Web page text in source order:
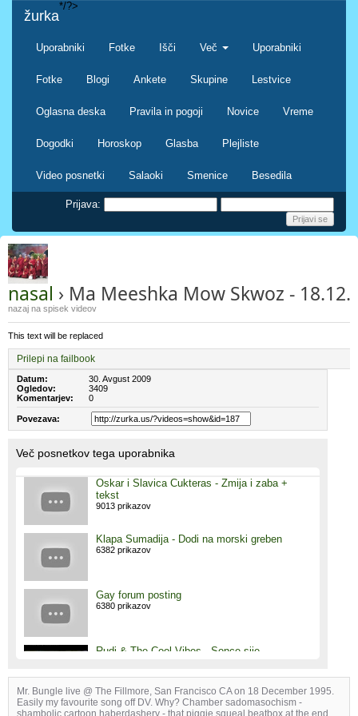
žurka
Uporabniki Fotke Išči Več Uporabniki
Fotke Blogi Ankete Skupine Lestvice
Oglasna deska Pravila in pogoji Novice Vreme
Dogodki Horoskop Glasba Plejliste
Video posnetki Salaoki Smenice Besedila
*/?>
Prijava:
nasal › Ma Meeshka Mow Skwoz -
nazaj na spisek videov
This text will be replaced
Prilepi na failbook
Datum:
30. Avgust 2009
Ogledov:
3409
Komentarjev:
0
Povezava:
Več posnetkov tega uporabnika
Oskar i Slavica Cukteras - Zmija i zaba +
tekst
9013 prikazov
Klapa Sumadija - Dodi na morski greben
6382 prikazov
Gay forum posting
6380 prikazov
Rudi & The Cool Vibes - Sonce sije
nasalov poskus btwista
Mr. Bungle live @ The Fillmore, San Francisco CA on 18 December 1995.
Easily my favourite song off DV. Why? Chamber sadomasochism -
shambolic cartoon haberdashery - that piggie squeal beatbox at the end.